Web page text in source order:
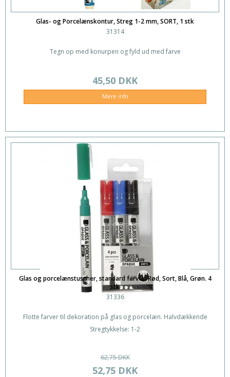
Glas- og Porcelænskontur, Streg 1-2 mm, SORT, 1 stk
31314
Tegn op med konurpen og fyld ud med farve
45,50 DKK
Mere info
Glas og porcelænstuscher, standard farver. Rød, Sort, Blå, Grøn. 4
stk
31336
Flotte farver til dekoration på glas og porcelæn. Halvdækkende
Stregtykkelse: 1-2
62,75 DKK
52,75 DKK